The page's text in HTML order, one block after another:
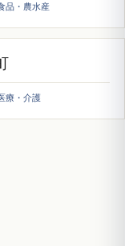
・農水産
・介護